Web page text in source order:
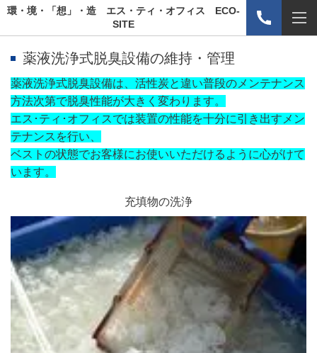
環・境・「想」・造 エス・ティ・オフィス ECO-
SITE
薬液洗浄式脱臭設備の維持・管理
薬液洗浄式脱臭設備は、活性炭と違い普段のメンテナンス
方法次第で脱臭性能が大きく変わります。
エス･ティ･オフィスでは装置の性能を十分に引き出すメン
テナンスを行い、
ベストの状態でお客様にお使いいただけるように心がけて
います。
充填物の洗浄